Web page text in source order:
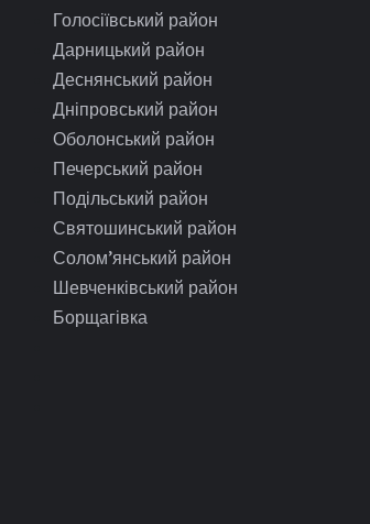
Голосіївський район
Дарницький район
Деснянський район
Дніпровський район
Оболонський район
Печерський район
Подільський район
Святошинський район
Солом’янський район
Шевченківський район
Борщагівка